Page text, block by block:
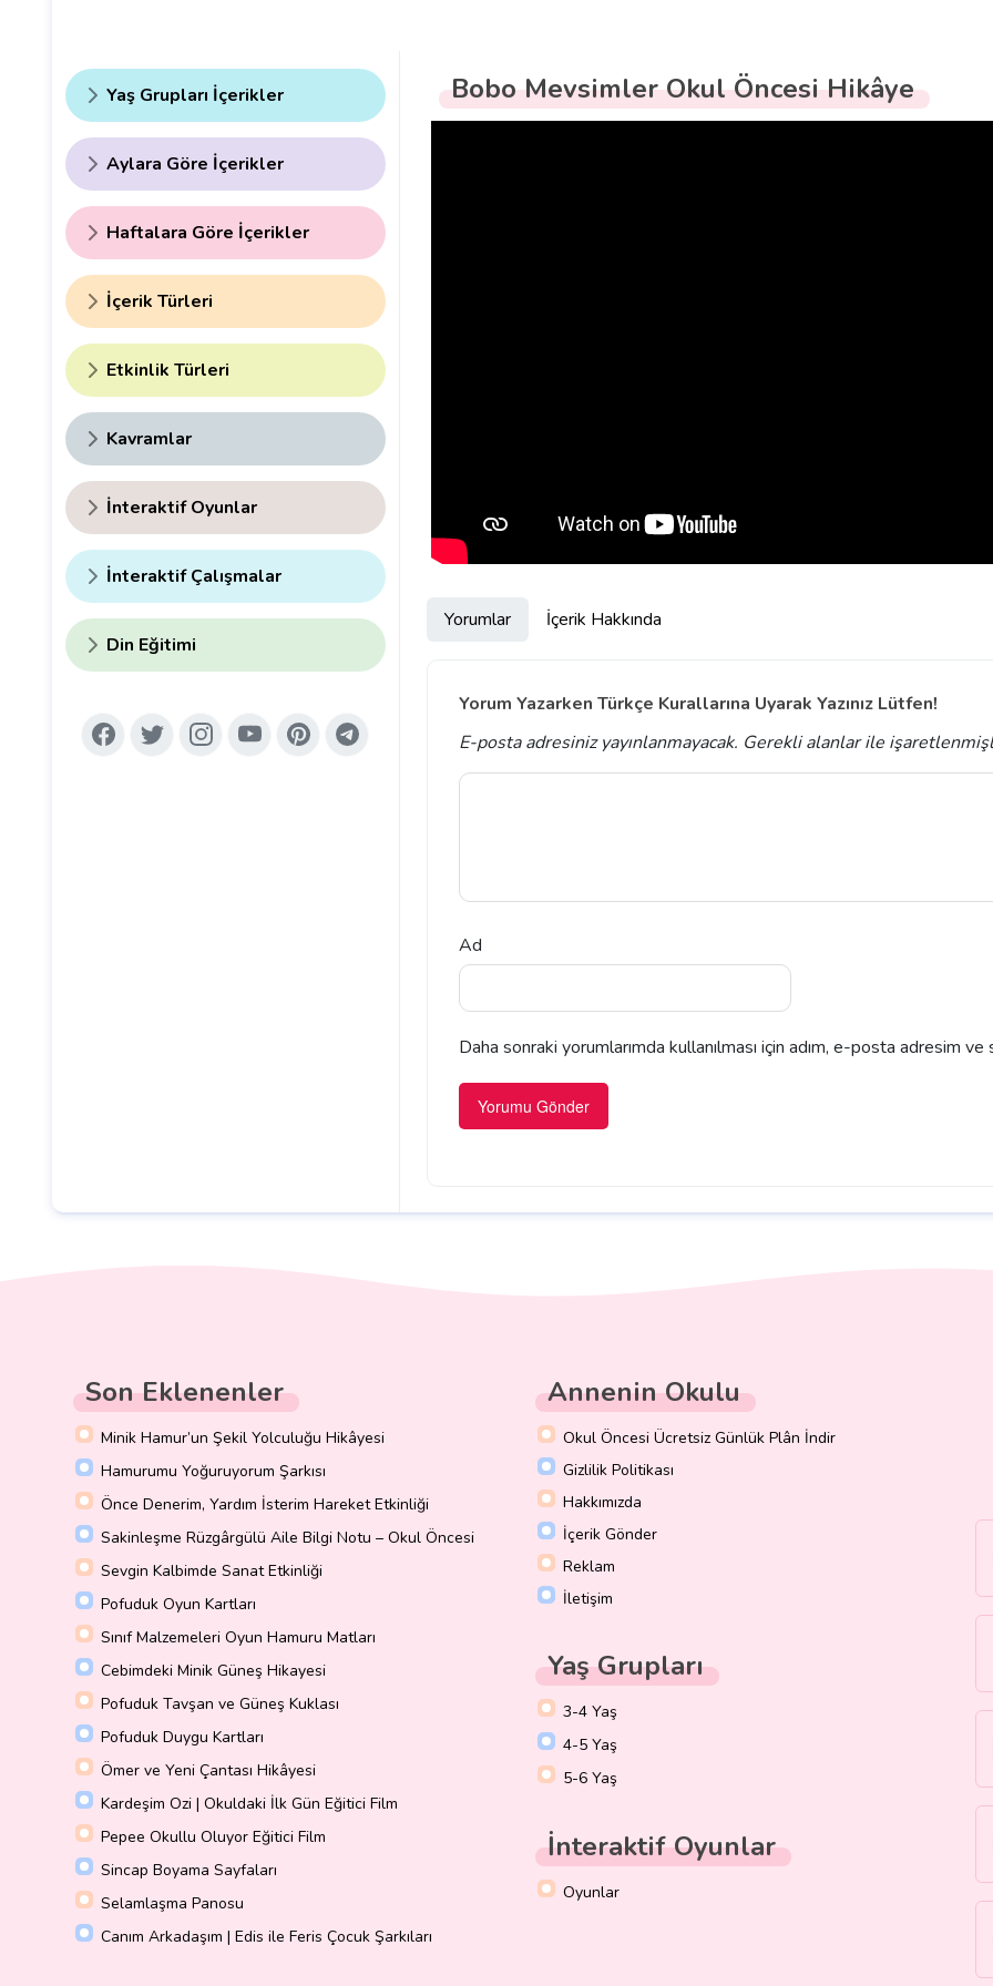
Yaş Grupları İçerikler
Aylara Göre İçerikler
Haftalara Göre İçerikler
İçerik Türleri
Etkinlik Türleri
Kavramlar
İnteraktif Oyunlar
İnteraktif Çalışmalar
Din Eğitimi
Bobo Mevsimler Okul Öncesi Hikâye
Yorumlar İçerik Hakkında
Yorum Yazarken Türkçe Kurallarına Uyarak Yazınız Lütfen!
E-posta adresiniz yayınlanmayacak. Gerekli alanlarile
Ad
Daha sonraki yorumlarımda kullanılması için adım, e-posta adresim
Son Eklenenler
Minik Hamur’un Şekil Yolculuğu Hikâyesi
Hamurumu Yoğuruyorum Şarkısı
Önce Denerim, Yardım İsterim Hareket Etkinliği
Sakinleşme Rüzgârgülü Aile Bilgi Notu – Okul Öncesi
Sevgin Kalbimde Sanat Etkinliği
Pofuduk Oyun Kartları
Sınıf Malzemeleri Oyun Hamuru Matları
Cebimdeki Minik Güneş Hikayesi
Pofuduk Tavşan ve Güneş Kuklası
Pofuduk Duygu Kartları
Ömer ve Yeni Çantası Hikâyesi
Kardeşim Ozi | Okuldaki İlk Gün Eğitici Film
Pepee Okullu Oluyor Eğitici Film
Sincap Boyama Sayfaları
Selamlaşma Panosu
Canım Arkadaşım | Edis ile Feris Çocuk Şarkıları
Annenin Okulu
Okul Öncesi Ücretsiz Günlük Plân İndir
Gizlilik Politikası
Hakkımızda
İçerik Gönder
Reklam
İletişim
Yaş Grupları
3-4 Yaş
4-5 Yaş
5-6 Yaş
İnteraktif Oyunlar
Oyunlar